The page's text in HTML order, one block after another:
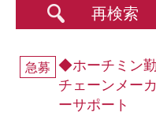
再検索
急募
◆ホーチミン
チェーンメー
ーサポート